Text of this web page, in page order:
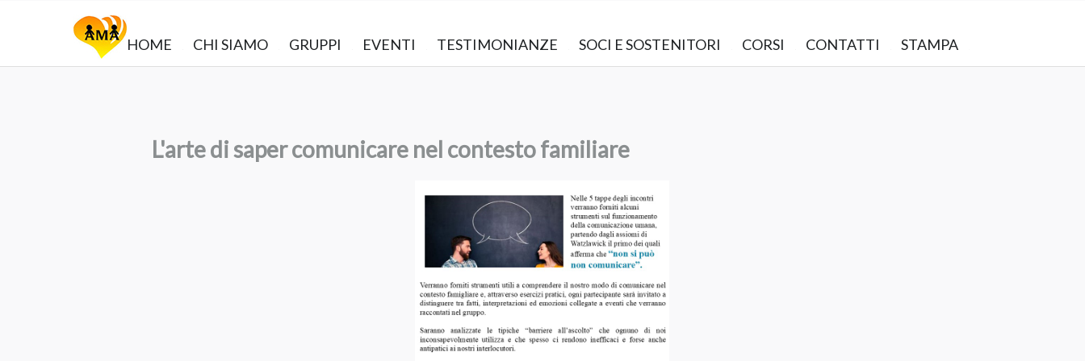
HOME CHI SIAMO GRUPPI EVENTI TESTIMONIANZE SOCI E SOSTENITORI CORSI CONTATTI STAMPA
L'arte di saper comunicare nel contesto familiare